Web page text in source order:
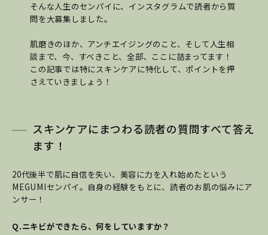
そんな人生のセンパイに、インスタグラムで読者から質
問を大募集しました。
肌磨きのほか、アンチエイジングのこと、そして人生相
談まで、今、すべきこと、全部、ここに詰まってます！
この記事では特にスキンケアに特化して、ポイントを押
さえていきましょう！
スキンケアにまつわる読者の質問すべて答え
ます！
20代後半で肌に自信を失い、美容に力を入れ始めたという
MEGUMIセンパイ。自身の経験をもとに、読者のお肌の悩みにア
ンサー！
Q.ニキビができたら、何をしていますか？